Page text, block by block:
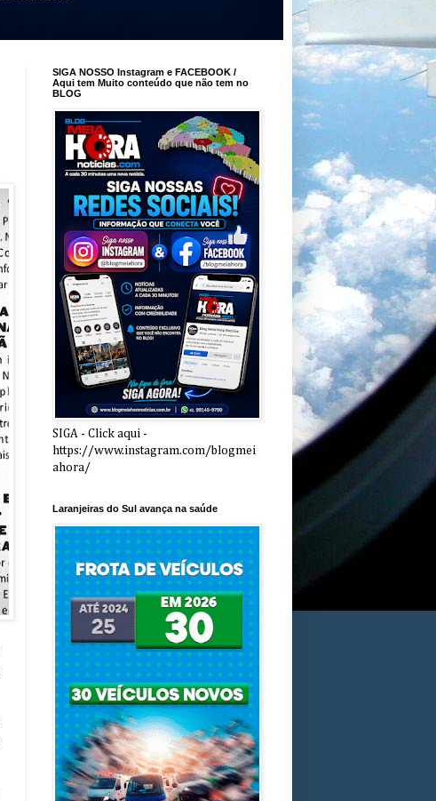
SIGA NOSSO Instagram e FACEBOOK /
Aqui tem Muito conteúdo que não tem no
BLOG
SIGA - Click aqui -
https://www.instagram.com/blogmei
ahora/
Laranjeiras do Sul avança na saúde